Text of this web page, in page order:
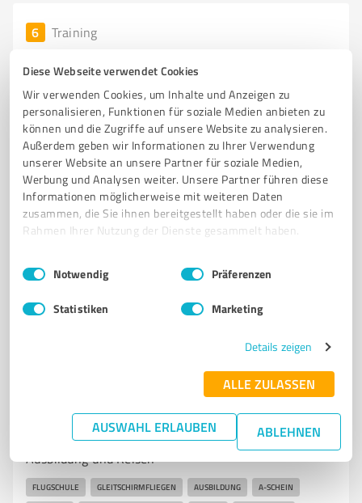
Diese Webseite verwendet Cookies
Wir verwenden Cookies, um Inhalte und Anzeigen zu
personalisieren, Funktionen für soziale Medien anbieten zu
können und die Zugriffe auf unsere Website zu analysieren.
Außerdem geben wir Informationen zu Ihrer Verwendung
unserer Website an unsere Partner für soziale Medien,
Werbung und Analysen weiter. Unsere Partner führen diese
Informationen möglicherweise mit weiteren Daten
zusammen, die Sie ihnen bereitgestellt haben oder die sie im
Rahmen Ihrer Nutzung der Dienste gesammelt haben.
Impressum Datenschutzbestimmungen
Einwilligungsauswahl
Notwendig Präferenzen
Statistiken Marketing
Details zeigen
ALLE ZULASSEN
AUSWAHL ERLAUBEN ABLEHNEN
6 Training
Tanzschule Emis Dance Academy in Weinheim – Kurse
für alle Altersgruppen
TANZSCHULE WEINHEIM TANZKURSE PAARTANZ SOLOTANZ
KINDER JUGENDLICHE SENIOREN TANZLEHRER TANZRAUM
TANZSPORT FREIZEITSPASS
Witzlebenstraße 5, 69469 Weinheim
info@emis-dance-academy.de
46 Bewertungen (1 Quelle)
Flugschule Hirondelle Weinheim
Gleitschirmflugschule Hirondelle – Individuelle
Ausbildung und Reisen
FLUGSCHULE GLEITSCHIRMFLIEGEN AUSBILDUNG A-SCHEIN